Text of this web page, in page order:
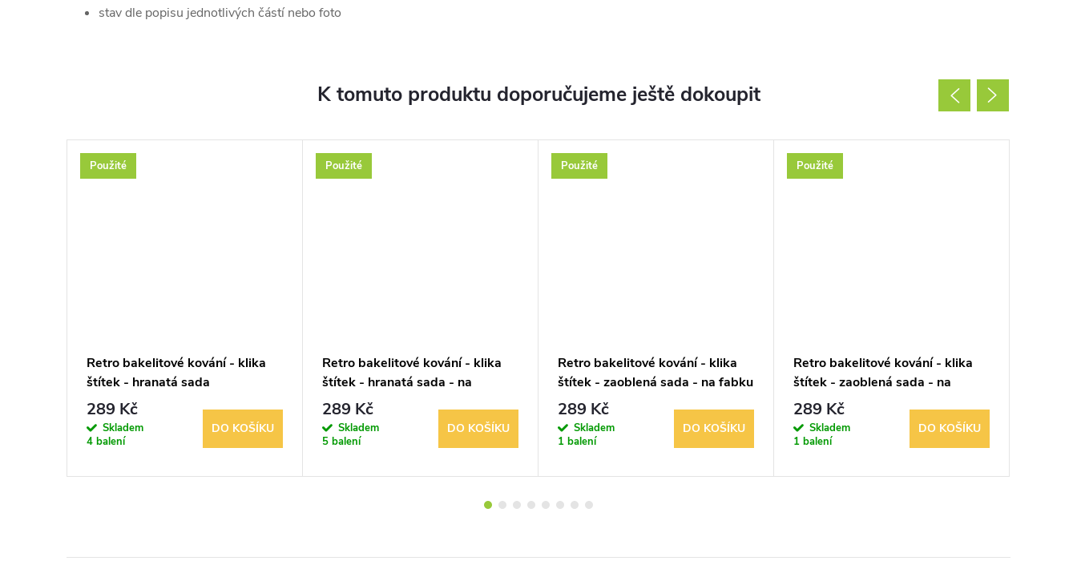
stav dle popisu jednotlivých částí nebo foto
K tomuto produktu doporučujeme ještě dokoupit
Použité
Retro bakelitové kování - klika
štítek - hranatá sada
289 Kč
Skladem
4 balení
DO KOŠÍKU
Použité
Retro bakelitové kování - klika
štítek - hranatá sada - na
dozický klíč
289 Kč
Skladem
5 balení
DO KOŠÍKU
Použité
Retro bakelitové kování - klika
štítek - zaoblená sada - na fabku
289 Kč
Skladem
1 balení
DO KOŠÍKU
Použité
Retro bakelitové kování - klika
štítek - zaoblená sada - na
dozický klíč
289 Kč
Skladem
1 balení
DO KOŠÍKU